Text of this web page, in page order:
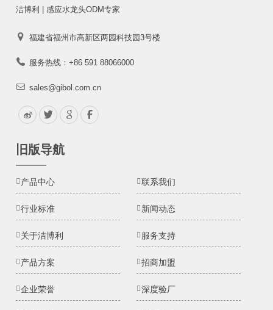
洁博利 | 感应水龙头ODM专家
福建省福州市高新区两园科技园3号楼
服务热线：+86 591 88066000
sales@gibol.com.cn
旧版导航
产品中心 联系我们
行业标准 新闻动态
关于洁博利 服务支持
产品方案 招商加盟
企业荣誉 深度验厂